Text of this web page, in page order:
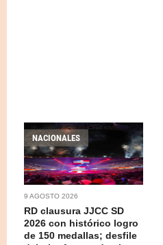
NACIONALES
9 AGOSTO 2026
RD clausura JJCC SD
2026 con histórico logro
de 150 medallas; desfile